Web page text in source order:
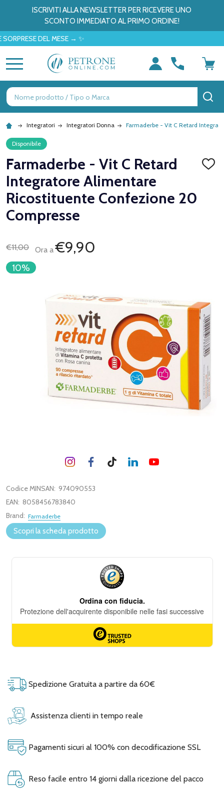
ISCRIVITI ALLA NEWSLETTER PER RICEVERE UNO
SCONTO IMMEDIATO AL PRIMO ORDINE!
DEL MESE → ✨
Ricerca
Integratori Integratori Donna Farmaderbe - Vit C Retard
Disponibile
Farmaderbe - Vit C Retard
Integratore Alimentare
Ricostituente Confezione 20
Compresse
€11,00 Ora a€9,90
10%
Codice MINSAN: 974090553
EAN: 8058456783840
Brand: Farmaderbe
Scopri la scheda prodotto
Spedizione Gratuita a partire da 60€
Assistenza clienti in tempo reale
Pagamenti sicuri al 100% con decodificazione SSL
Reso facile entro 14 giorni dalla ricezione del pacco